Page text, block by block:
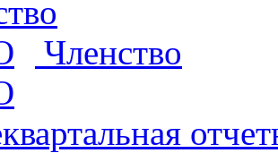
Членство